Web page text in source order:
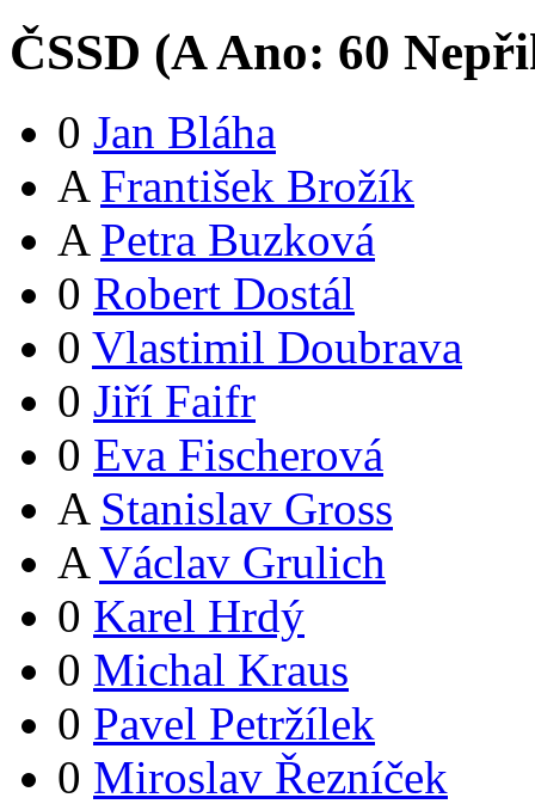
ČSSD (AAno: 60
0 Jan Bláha
A František Brožík
A Petra Buzková
0 Robert Dostál
0 Vlastimil Doubrava
0 Jiří Faifr
0 Eva Fischerová
A Stanislav Gross
A Václav Grulich
0 Karel Hrdý
0 Michal Kraus
0 Pavel Petržílek
0 Miroslav Řezníček